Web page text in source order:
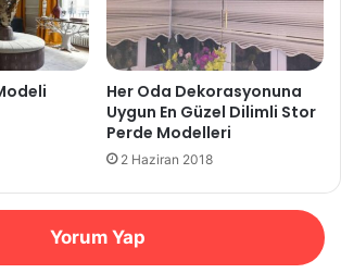
Her Oda Dekorasyonuna
Uygun En Güzel Dilimli Stor
Perde Modelleri
2 Haziran 2018
Yorum Yap